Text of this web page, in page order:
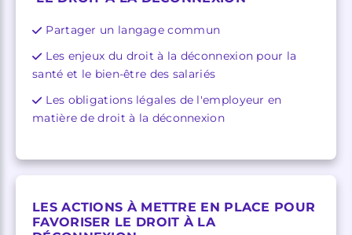
Partager un langage commun
Les enjeux du droit à la déconnexion pour la
santé et le bien-être des salariés
Les obligations légales de l'employeur en
matière de droit à la déconnexion
LES ACTIONS À METTRE EN PLACE POUR
FAVORISER LE DROIT À LA